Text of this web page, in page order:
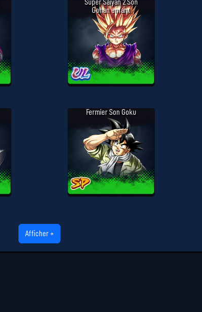
Super Saiyan 2 Son
Gohan enfant
Fermier Son Goku
Afficher +